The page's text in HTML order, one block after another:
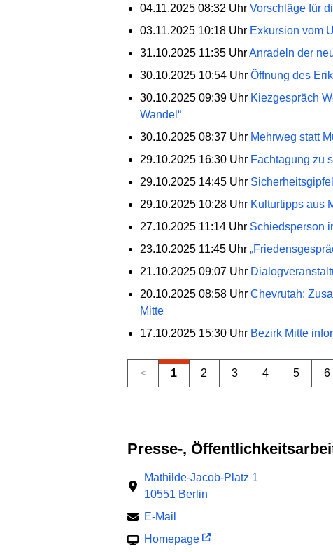
04.11.2025 08:32 Uhr Vorschläge für
03.11.2025 10:18 Uhr Exkursion vom
31.10.2025 11:35 Uhr Anradeln der
30.10.2025 10:54 Uhr Öffnung des
30.10.2025 09:39 Uhr Kiezgespräch
Wandel“
30.10.2025 08:37 Uhr Mehrweg statt
29.10.2025 16:30 Uhr Fachtagung zu
29.10.2025 14:45 Uhr
29.10.2025 10:28 Uhr Kulturtipps aus
27.10.2025 11:14 Uhr Schiedsperson
23.10.2025 11:45 Uhr
21.10.2025 09:07 Uhr
20.10.2025 08:58 Uhr Chevrutah:
Mitte
17.10.2025 15:30 Uhr Bezirk Mitte
< 1 2 3 4 5 6
Presse-,
Mathilde-Jacob-Platz 1
10551 Berlin
E-Mail
Homepage